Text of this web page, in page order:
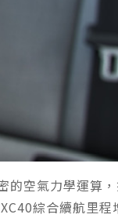
空氣力學運算
綜合續航里程